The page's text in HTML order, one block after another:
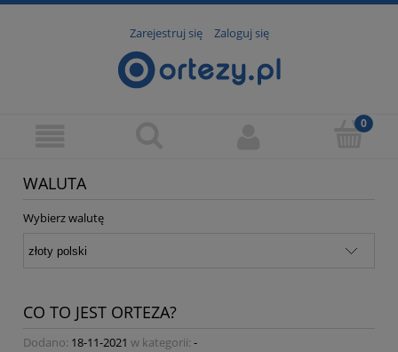
Zarejestruj się Zaloguj się
WALUTA
Wybierz walutę
CO TO JEST ORTEZA?
Dodano: 18-11-2021 w kategorii: -